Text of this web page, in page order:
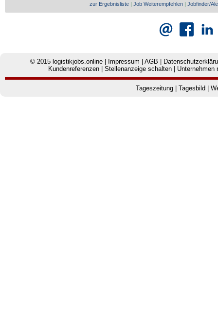
zur Ergebnisliste | Job Weiterempfehlen | Jobfinder/
© 2015 logistikjobs.online| Impressum AGB
Kundenreferenzen| Stellenanzeige schalten| Unternehmen
Tageszeitung Tagesbild